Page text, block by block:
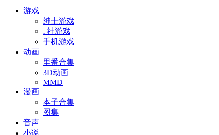
游戏
绅士游戏
i 社游戏
手机游戏
动画
里番合集
3D动画
MMD
漫画
本子合集
图集
音声
小说